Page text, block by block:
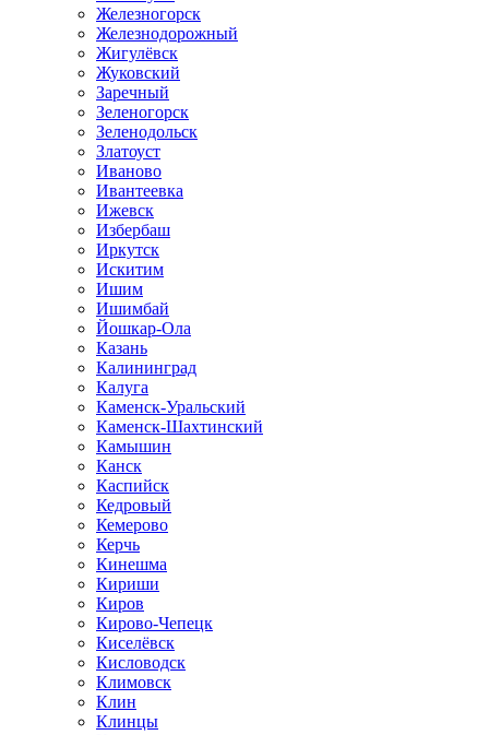
Железногорск
Железнодорожный
Жигулёвск
Жуковский
Заречный
Зеленогорск
Зеленодольск
Златоуст
Иваново
Ивантеевка
Ижевск
Избербаш
Иркутск
Искитим
Ишим
Ишимбай
Йошкар-Ола
Казань
Калининград
Калуга
Каменск-Уральский
Каменск-Шахтинский
Камышин
Канск
Каспийск
Кедровый
Кемерово
Керчь
Кинешма
Кириши
Киров
Кирово-Чепецк
Киселёвск
Кисловодск
Климовск
Клин
Клинцы